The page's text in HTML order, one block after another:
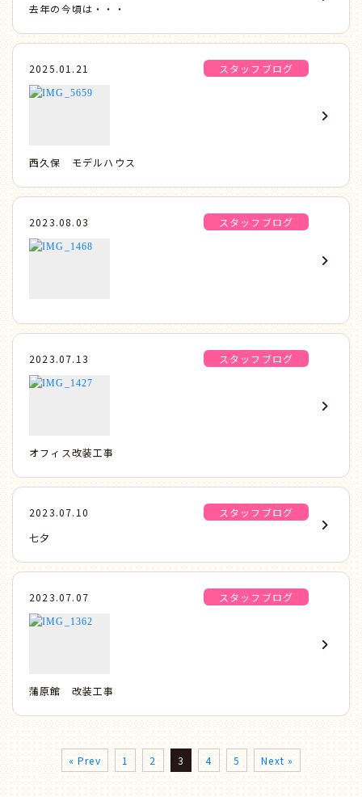
去年の今頃は・・・
2025.01.21 スタッフブログ
西久保 モデルハウス
2023.08.03 スタッフブログ
2023.07.13 スタッフブログ
オフィス改装工事
2023.07.10
スタッフブログ
七夕
2023.07.07 スタッフブログ
蒲原館 改装工事
« Prev 1 2 3 4 5 Next »